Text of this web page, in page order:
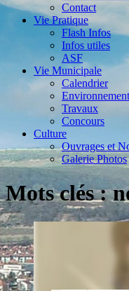
Contact
Vie Pratique
Flash Infos
Infos utiles
ASF
Vie Municipale
Calendrier
Environnement
Travaux
Concours
Culture
Ouvrages et
Galerie Photos
Mots clés :